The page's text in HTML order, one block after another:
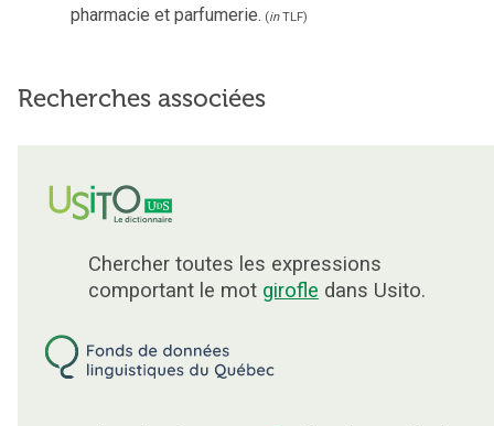
pharmacie et parfumerie. (inTLF)
Recherches associées
Chercher toutes les expressions
comportant le mot girofle dans Usito.